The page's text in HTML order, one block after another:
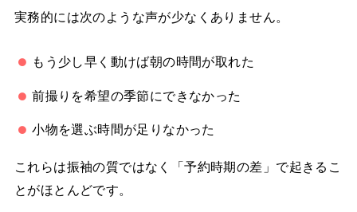
実務的には次のような声が少なくありません。
もう少し早く動けば朝の時間が取れた
前撮りを希望の季節にできなかった
小物を選ぶ時間が足りなかった
これらは振袖の質ではなく「予約時期の差」で起きるこ
とがほとんどです。